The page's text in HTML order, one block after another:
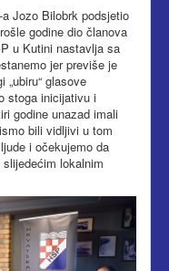
Jozo Bilobrk podsjetio
godine dio članova
u Kutini nastavlja sa
jer previše je
glasove
stoga inicijativu i
godine unazad imali
bili vidljivi u tom
i očekujemo da
lokalnim